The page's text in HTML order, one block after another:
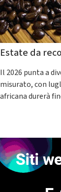
Estate da
Il 2026 punta a
misurato, con
africana durerà